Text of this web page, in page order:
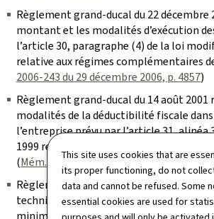
This site uses cookies that are
its proper functioning, do not
data and cannot be refused. Some
essential cookies are used for
Règlement grand-ducal du 22
montant et les modalités d’exécution
l’article 30, paragraphe (4) de la loi
relative aux régimes complémentaires
2006-243 du 29 décembre 2006, p. 4857)
Règlement grand-ducal du 14 août 2001
modalités de la déductibilité fiscale
l’entreprise prévu par l’article 31, alinéa
1999 relative aux régimes
(Mém. A – 108 du 4 septembre 2001, p.
Règlement grand-ducal du 15 janvier
techniques servant à la détermination
minimum et du déficit des obligations